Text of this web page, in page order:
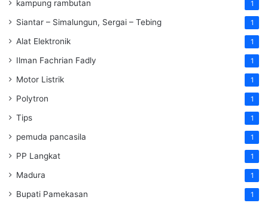
kampung rambutan 1
Siantar – Simalungun, Sergai – Tebing 1
Alat Elektronik 1
Ilman Fachrian Fadly 1
Motor Listrik 1
Polytron 1
Tips 1
pemuda pancasila 1
PP Langkat 1
Madura 1
Bupati Pamekasan 1